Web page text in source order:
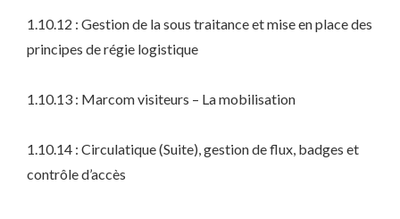
1.10.12 : Gestion de la sous traitance et mise en place des
principes de régie logistique
1.10.13 : Marcom visiteurs – La mobilisation
1.10.14 : Circulatique (Suite), gestion de flux, badges et
contrôle d’accès